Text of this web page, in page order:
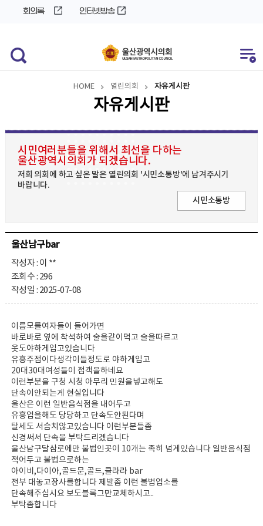
회의록 인터넷방송
HOME 열린의회 자유게시판
자유게시판
시민여러분들을 위해서 최선을 다하는
울산광역시의회가 되겠습니다.
저희 의회에 하고 싶은 말은 열린의회 '시민소통방'에 남겨주시기
바랍니다.
시민소통방
울산남구bar
작성자 : 이 **
조회수 : 296
작성일 : 2025-07-08
이름모를여자들이 들어가면
바로바로 옆에 착석하여 술을같이먹고 술을따르고
옷도야하게입고있습니다
유흥주점이다생각이들정도로 야하게입고
20대30대여성들이 접객을하네요
이런부분을 구청 시청 아무리 민원을넣고해도
단속이안되는게 현실입니다
울산은 이런 일반음식점을 내어두고
유흥업을해도 당당하고 단속도안된다며
탈세도 서슴치않고있습니다 이런부분들좀
신경써서 단속을 부탁드리겠습니다
울산남구달삼로에만 불법인곳이 10개는 족히 넘게있습니다 일반음식점
적어두고 불법으로하는
아이비,다이아,골드문,골드,클라라 bar
전부 대놓고장사를합니다 제발좀 이런 불법업소를
단속해주십시요 보도블록그만교체하시고..
부탁좀합니다